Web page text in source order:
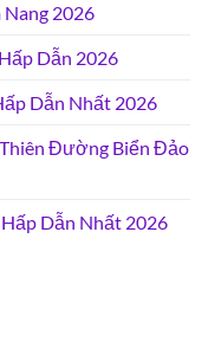
Nang 2026
Dẫn 2026
Dẫn Nhất 2026
Đường Biển Đảo
Dẫn Nhất 2026